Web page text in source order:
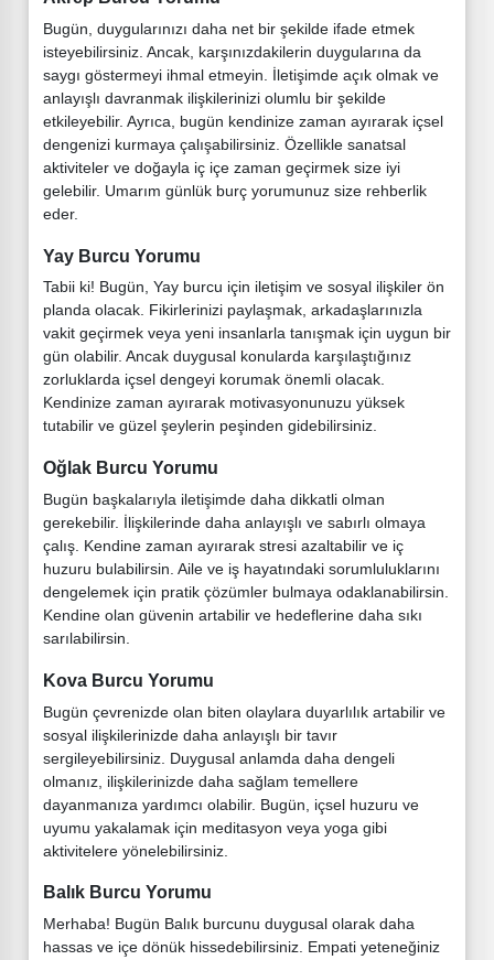
Bugün, duygularınızı daha net bir şekilde ifade etmek
isteyebilirsiniz. Ancak, karşınızdakilerin duygularına da
saygı göstermeyi ihmal etmeyin. İletişimde açık olmak ve
anlayışlı davranmak ilişkilerinizi olumlu bir şekilde
etkileyebilir. Ayrıca, bugün kendinize zaman ayırarak içsel
dengenizi kurmaya çalışabilirsiniz. Özellikle sanatsal
aktiviteler ve doğayla iç içe zaman geçirmek size iyi
gelebilir. Umarım günlük burç yorumunuz size rehberlik
eder.
Yay Burcu Yorumu
Tabii ki! Bugün, Yay burcu için iletişim ve sosyal ilişkiler ön
planda olacak. Fikirlerinizi paylaşmak, arkadaşlarınızla
vakit geçirmek veya yeni insanlarla tanışmak için uygun bir
gün olabilir. Ancak duygusal konularda karşılaştığınız
zorluklarda içsel dengeyi korumak önemli olacak.
Kendinize zaman ayırarak motivasyonunuzu yüksek
tutabilir ve güzel şeylerin peşinden gidebilirsiniz.
Oğlak Burcu Yorumu
Bugün başkalarıyla iletişimde daha dikkatli olman
gerekebilir. İlişkilerinde daha anlayışlı ve sabırlı olmaya
çalış. Kendine zaman ayırarak stresi azaltabilir ve iç
huzuru bulabilirsin. Aile ve iş hayatındaki sorumluluklarını
dengelemek için pratik çözümler bulmaya odaklanabilirsin.
Kendine olan güvenin artabilir ve hedeflerine daha sıkı
sarılabilirsin.
Kova Burcu Yorumu
Bugün çevrenizde olan biten olaylara duyarlılık artabilir ve
sosyal ilişkilerinizde daha anlayışlı bir tavır
sergileyebilirsiniz. Duygusal anlamda daha dengeli
olmanız, ilişkilerinizde daha sağlam temellere
dayanmanıza yardımcı olabilir. Bugün, içsel huzuru ve
uyumu yakalamak için meditasyon veya yoga gibi
aktivitelere yönelebilirsiniz.
Balık Burcu Yorumu
Merhaba! Bugün Balık burcunu duygusal olarak daha
hassas ve içe dönük hissedebilirsiniz. Empati yeteneğiniz